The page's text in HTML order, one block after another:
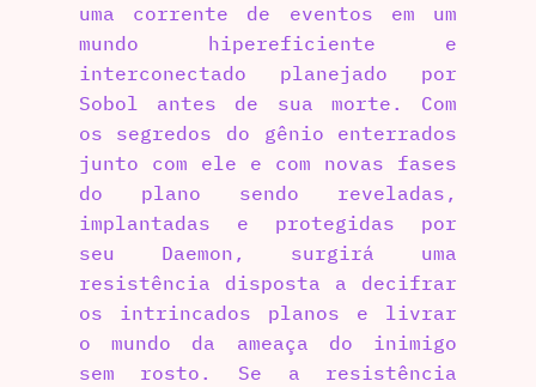
uma corrente de eventos em um
mundo hipereficiente e
interconectado planejado por
Sobol antes de sua morte. Com
os segredos do gênio enterrados
junto com ele e com novas fases
do plano sendo reveladas,
implantadas e protegidas por
seu Daemon, surgirá uma
resistência disposta a decifrar
os intrincados planos e livrar
o mundo da ameaça do inimigo
sem rosto. Se a resistência